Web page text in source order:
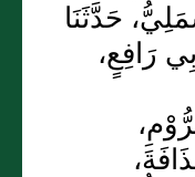
حَدَّثَنَا
رَافِعٍ،